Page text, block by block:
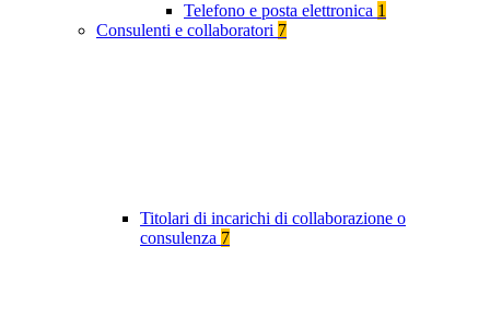
Telefono e posta elettronica 1
Consulenti e collaboratori 7
Titolari di incarichi di collaborazione o
consulenza 7